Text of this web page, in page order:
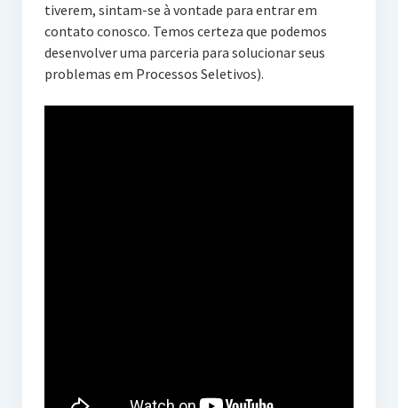
tiverem, sintam-se à vontade para entrar em
contato conosco. Temos certeza que podemos
desenvolver uma parceria para solucionar seus
problemas em Processos Seletivos).